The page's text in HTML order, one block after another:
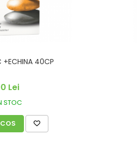
+ECHINA 40CP
Lei
STOC